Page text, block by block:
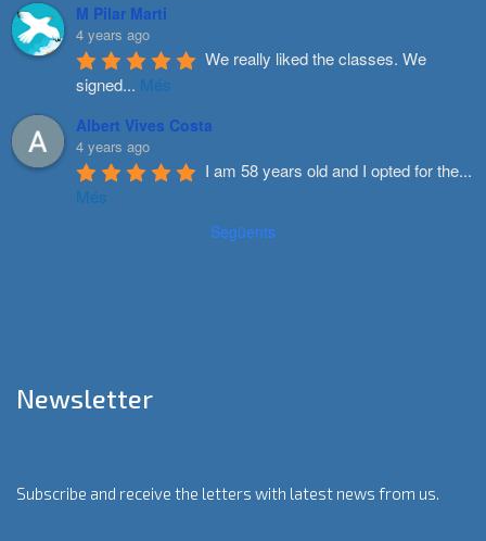
M Pilar Marti
4 years ago
We really liked the classes. We
signed... Més
Albert Vives Costa
4 years ago
I am 58 years old and I opted for the...
Més
Següents
Newsletter
Subscribe and receive the letters with latest news from us.